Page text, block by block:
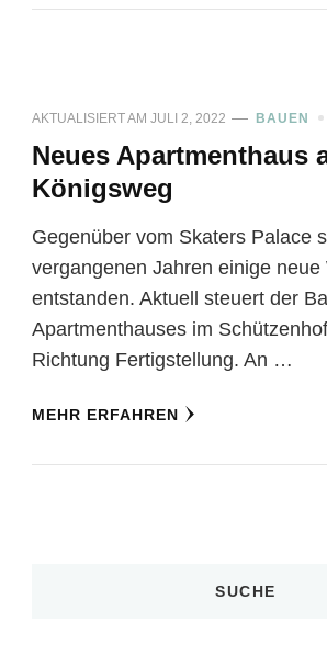
AKTUALISIERT AM JULI 2, 2022 BAUEN
Neues Apartmenthaus
Königsweg
Gegenüber vom Skaters Palace
vergangenen Jahren einige
entstanden. Aktuell steuert der
Apartmenthauses im
Richtung Fertigstellung. An …
MEHR ERFAHREN
SUCHE